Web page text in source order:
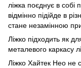
ліжка поєднує в собі
відмінно підійде в
стане незамінною
Ліжко підходить як
металевого каркасу
Ліжко Хайтек Нео не